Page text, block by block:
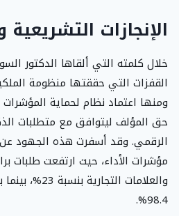
الإنجازات
خلال كلمته التي ألقاها الدكتور
القفزات التي حققتها منظومة
ومنها اعتماد نظام لحماية
حق المؤلف ليتوافق مع متطلبات
الرقمي. وقد أسفرت هذه الجهود
والعلامات
98.4%.